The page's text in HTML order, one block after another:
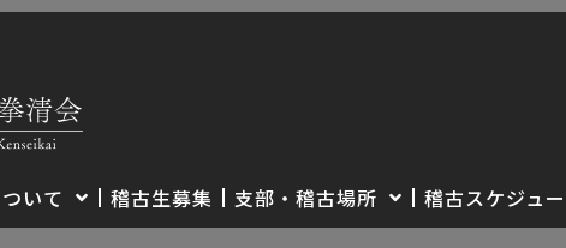
いて 稽古生募集 支部・稽古場所 稽古スケジュ